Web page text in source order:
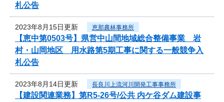
札公告
2023年8月15日更新 恵那農林事務所
【恵中第0503号】県営中山間地域総合整備事業 岩
村・山岡地区 用水路第5期工事に関する一般競争入
札公告
2023年8月14日更新 長良川上流河川開発工事事務所
【建設関連業務】第R5-26号/公共 内ケ谷ダム建設事